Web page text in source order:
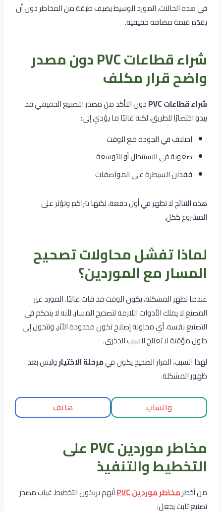
في هذه الحالات، المورد الوسيط يضيف طبقة من المخاطر دون أن
يقدّم قيمة مضافة حقيقية.
شراء قطاعات PVC دون مصدر
واضح قرار مكلف
شراء قطاعات PVC
دون التأكد من مصدر التصنيع الحقيقي قد
يبدو اختصارًا للطريق، لكنه غالبًا ما يؤدي إلى:
اختلاف في الجودة مع الوقت
صعوبة في الاستبدال أو التوسعة
فقدان السيطرة على المواصفات
هذه النتائج لا تظهر في أول دفعة، لكنها تتراكم وتؤثر على
المشروع ككل.
لماذا تفشل محاولات تصحيح
المسار مع الموردين؟
عندما تظهر المشكلة، يكون الوقت قد فات غالبًا. المورد غير
المصنع لا يملك الأدوات اللازمة لتصحيح المسار، لأنه لا يتحكم في
التصنيع نفسه. أي محاولة إصلاح تكون محدودة الأثر، وتتحول إلى
حلول مؤقتة لا تعالج السبب الجذري.
لهذا السبب، القرار الصحيح يكون فيمرحلة الاختياروليس بعد
ظهور المشكلة.
واتساب هاتف
مخاطر موردين PVC على
التخطيط والتنفيذ
من أخطرمخاطر موردين PVC
أنهم يربكون التخطيط. غياب مصدر
تصنيع ثابت يجعل: